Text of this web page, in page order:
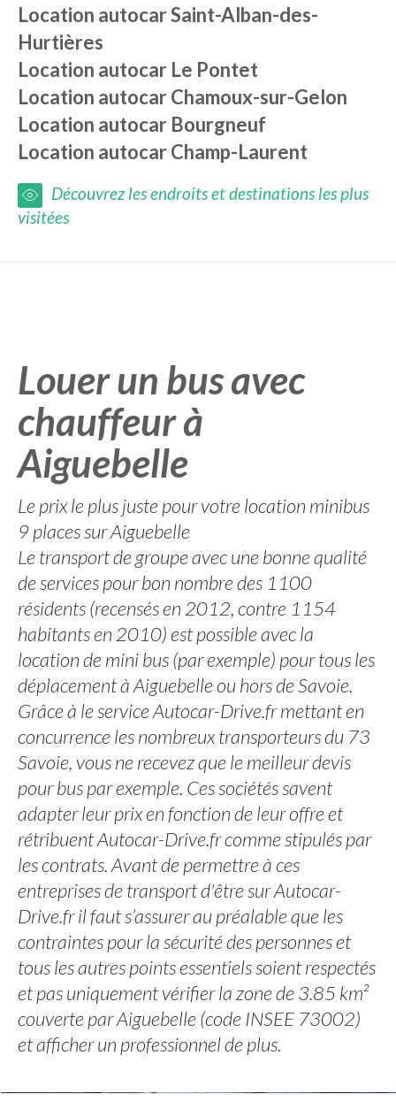
Location autocarSaint-Alban-des-
Hurtières
Location autocar Le Pontet
Location autocarChamoux-sur-Gelon
Location autocar Bourgneuf
Location autocarChamp-Laurent
Découvrez les endroits et destinations les plus
visitées
Louer un bus avec
chauffeur à
Aiguebelle
Le prix le plus juste pour votre location minibus
9 places sur Aiguebelle
Le transport de groupe avec une bonne qualité
de services pour bon nombre des 1100
résidents (recensés en 2012, contre 1154
habitants en 2010) est possible avec la
location de mini bus (par exemple) pour tous les
déplacement à Aiguebelle ou hors de Savoie.
Grâce à le service Autocar-Drive.fr mettant en
concurrence les nombreux transporteurs du 73
Savoie, vous ne recevez que le meilleur devis
pour bus par exemple. Ces sociétés savent
adapter leur prix en fonction de leur offre et
rétribuent Autocar-Drive.fr comme stipulés par
les contrats. Avant de permettre à ces
entreprises de transport d'être sur Autocar-
Drive.fr il faut s’assurer au préalable que les
contraintes pour la sécurité des personnes et
tous les autres points essentiels soient respectés
et pas uniquement vérifier la zone de 3.85 km²
couverte par Aiguebelle (code INSEE 73002)
et afficher un professionnel de plus.